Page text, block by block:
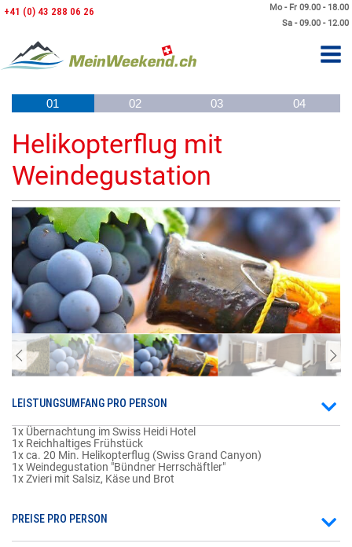
Mo - Fr 09.00 - 18.00
Sa - 09.00 - 12.00
+41 (0) 43 288 06 26
01 02 03 04
Helikopterflug mit
Weindegustation
LEISTUNGSUMFANG PRO PERSON
1x Übernachtung im Swiss Heidi Hotel
1x Reichhaltiges Frühstück
1x ca. 20 Min. Helikopterflug (Swiss Grand Canyon)
1x Weindegustation "Bündner Herrschäftler"
1x Zvieri mit Salsiz, Käse und Brot
PREISE PRO PERSON